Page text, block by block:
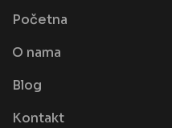
Početna
O nama
Blog
Kontakt